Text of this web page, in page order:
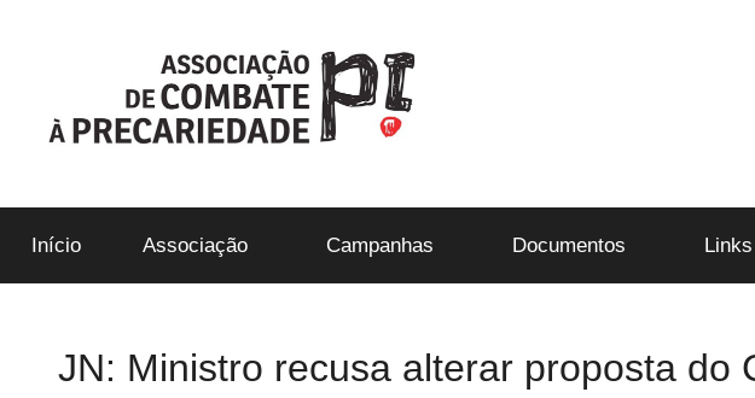
conteúdo
ACP-
Precári@s
Início Associação Campanhas Documentos
JN: Ministro recusa alterar proposta do